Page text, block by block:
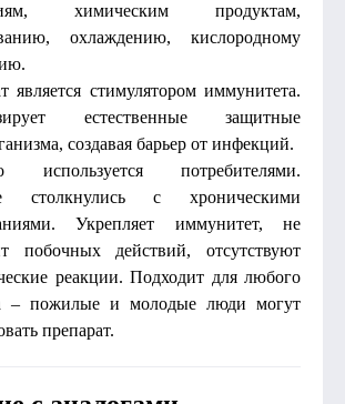
химическим продуктам,
охлаждению, кислородному
является стимулятором иммунитета.
естественные защитные
создавая барьер от инфекций.
используется потребителями.
столкнулись с хроническими
Укрепляет иммунитет, не
побочных действий, отсутствуют
реакции. Подходит для любого
– пожилые и молодые люди могут
препарат.